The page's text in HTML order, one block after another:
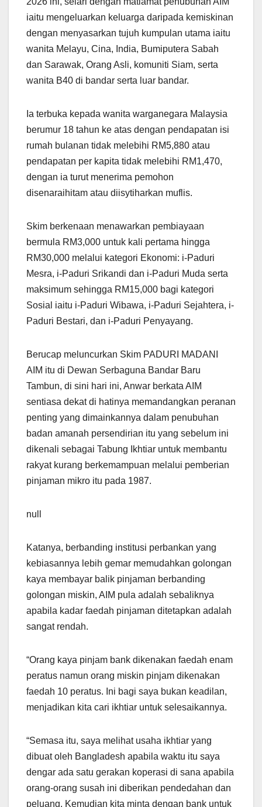
iaitu mengeluarkan keluarga daripada kemiskinan
dengan menyasarkan tujuh kumpulan utama iaitu
wanita Melayu, Cina, India, Bumiputera Sabah
dan Sarawak, Orang Asli, komuniti Siam, serta
wanita B40 di bandar serta luar bandar.
Ia terbuka kepada wanita warganegara Malaysia
berumur 18 tahun ke atas dengan pendapatan isi
rumah bulanan tidak melebihi RM5,880 atau
pendapatan per kapita tidak melebihi RM1,470,
dengan ia turut menerima pemohon
disenaraihitam atau diisytiharkan muflis.
Skim berkenaan menawarkan pembiayaan
bermula RM3,000 untuk kali pertama hingga
RM30,000 melalui kategori Ekonomi: i-Paduri
Mesra, i-Paduri Srikandi dan i-Paduri Muda serta
maksimum sehingga RM15,000 bagi kategori
Sosial iaitu i-Paduri Wibawa, i-Paduri Sejahtera, i-
Paduri Bestari, dan i-Paduri Penyayang.
Berucap meluncurkan Skim PADURI MADANI
AIM itu di Dewan Serbaguna Bandar Baru
Tambun, di sini hari ini, Anwar berkata AIM
sentiasa dekat di hatinya memandangkan peranan
penting yang dimainkannya dalam penubuhan
badan amanah persendirian itu yang sebelum ini
dikenali sebagai Tabung Ikhtiar untuk membantu
rakyat kurang berkemampuan melalui pemberian
pinjaman mikro itu pada 1987.
null
Katanya, berbanding institusi perbankan yang
kebiasannya lebih gemar memudahkan golongan
kaya membayar balik pinjaman berbanding
golongan miskin, AIM pula adalah sebaliknya
apabila kadar faedah pinjaman ditetapkan adalah
sangat rendah.
“Orang kaya pinjam bank dikenakan faedah enam
peratus namun orang miskin pinjam dikenakan
faedah 10 peratus. Ini bagi saya bukan keadilan,
menjadikan kita cari ikhtiar untuk selesaikannya.
“Semasa itu, saya melihat usaha ikhtiar yang
dibuat oleh Bangladesh apabila waktu itu saya
dengar ada satu gerakan koperasi di sana apabila
orang-orang susah ini diberikan pendedahan dan
peluang. Kemudian kita minta dengan bank untuk